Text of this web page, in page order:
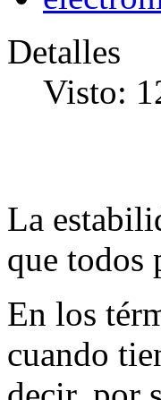
Detalles
Visto:
La
que todos
En los
cuando